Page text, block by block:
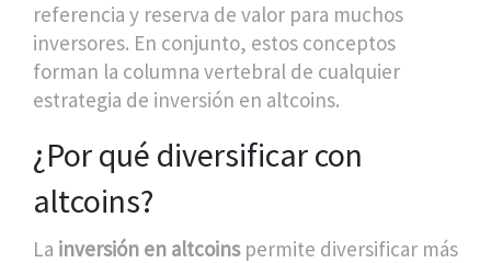
referencia y reserva de valor para muchos
inversores. En conjunto, estos conceptos
forman la columna vertebral de cualquier
estrategia de inversión en altcoins.
¿Por qué diversificar con
altcoins?
La inversión en altcoinspermite diversificar más